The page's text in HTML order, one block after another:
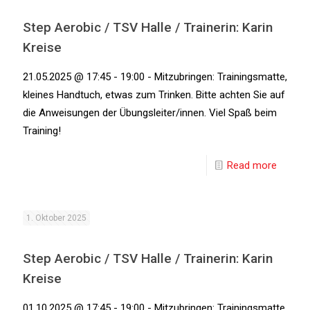
Step Aerobic / TSV Halle / Trainerin: Karin
Kreise
21.05.2025 @ 17:45 - 19:00 - Mitzubringen: Trainingsmatte,
kleines Handtuch, etwas zum Trinken. Bitte achten Sie auf
die Anweisungen der Übungsleiter/innen. Viel Spaß beim
Training!
Read more
1. Oktober 2025
Step Aerobic / TSV Halle / Trainerin: Karin
Kreise